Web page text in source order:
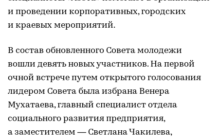
и проведении корпоративных, городских
и краевых мероприятий.
В состав обновленного Совета молодежи
вошли девять новых участников. На первой
очной встрече путем открытого голосования
лидером Совета была избрана Венера
Мухатаева, главный специалист отдела
социального развития предприятия,
а заместителем — Светлана Чакилева,